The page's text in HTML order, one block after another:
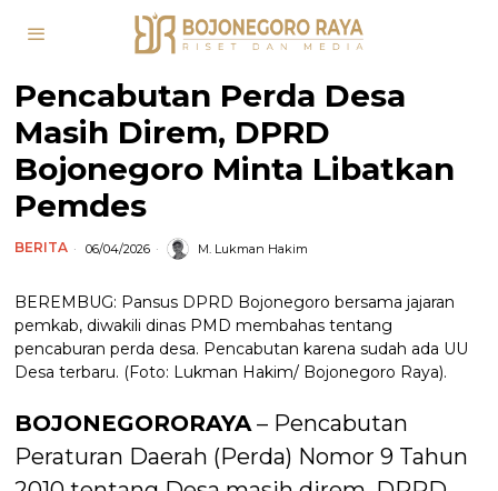
Pencabutan Perda Desa
Masih Direm, DPRD
Bojonegoro Minta Libatkan
Pemdes
BERITA 06/04/2026 M. Lukman Hakim
BEREMBUG: Pansus DPRD Bojonegoro bersama jajaran
pemkab, diwakili dinas PMD membahas tentang
pencaburan perda desa. Pencabutan karena sudah ada UU
Desa terbaru. (Foto: Lukman Hakim/ Bojonegoro Raya).
BOJONEGORORAYA– Pencabutan
Peraturan Daerah (Perda) Nomor 9 Tahun